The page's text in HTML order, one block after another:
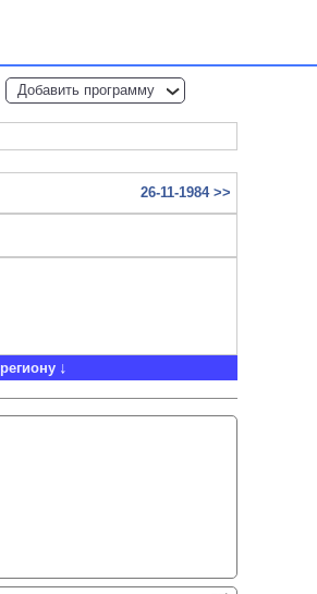
Добавить программу
26-11-1984 >>
региону